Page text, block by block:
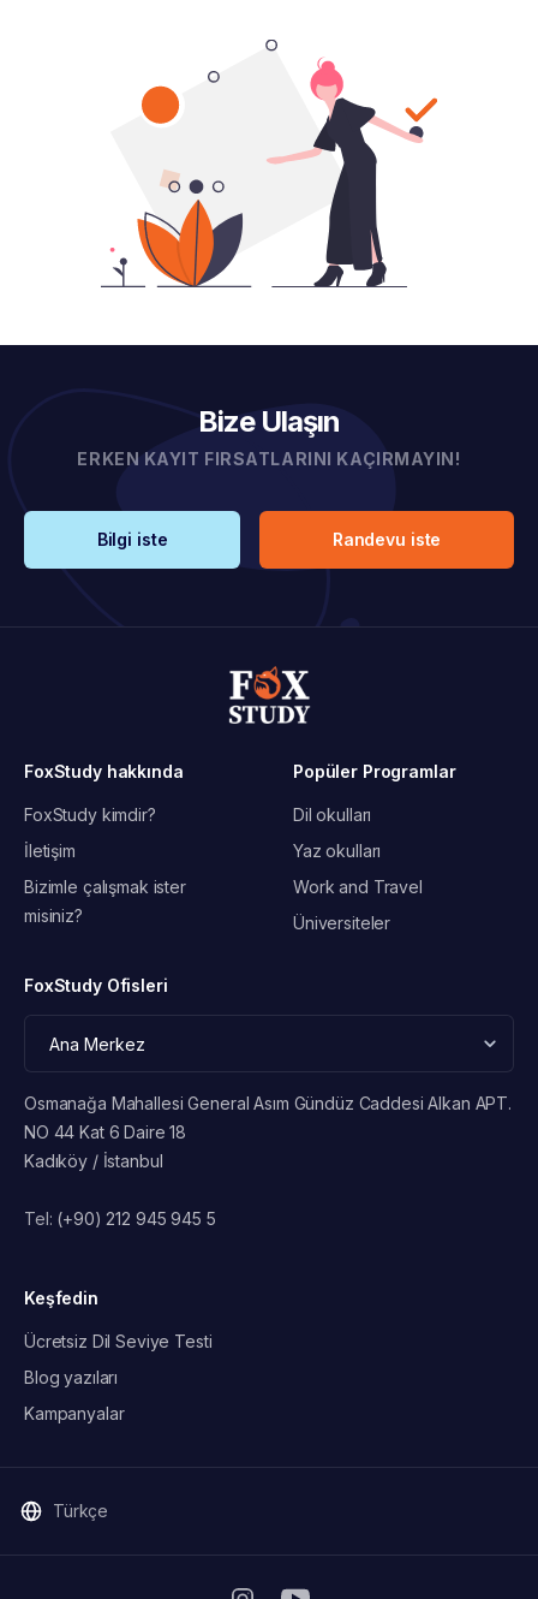
Bize Ulaşın
ERKEN KAYIT FIRSATLARINI KAÇIRMAYIN!
Bilgi iste Randevu iste
FoxStudy hakkında
FoxStudy kimdir?
İletişim
Bizimle çalışmak ister
misiniz?
Popüler Programlar
Dil okulları
Yaz okulları
Work and Travel
Üniversiteler
FoxStudy Ofisleri
Osmanağa Mahallesi General Asım Gündüz Caddesi Alkan APT.
NO 44 Kat 6 Daire 18
Kadıköy / İstanbul
Tel: (+90) 212 945 945 5
Keşfedin
Ücretsiz Dil Seviye Testi
Blog yazıları
Kampanyalar
Türkçe